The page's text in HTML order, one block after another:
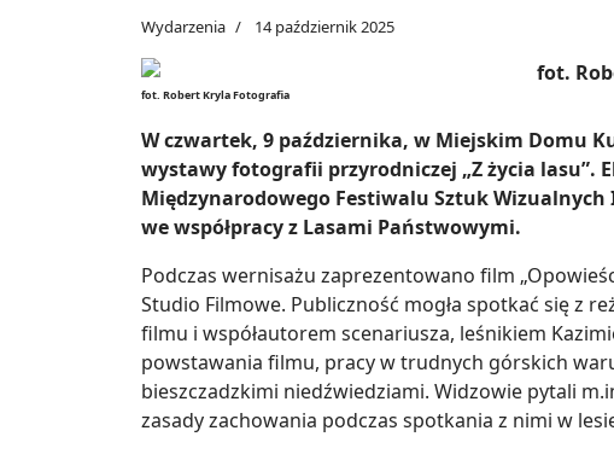
Wydarzenia 14 październik 2025
fot. Robert Kryla Fotografia
W czwartek, 9 października, w Miejskim Domu
wystawy fotografii przyrodniczej „Z życia lasu”.
Międzynarodowego Festiwalu Sztuk
we współpracy z Lasami Państwowymi.
Podczas wernisażu zaprezentowano film
Studio Filmowe. Publiczność mogła spotkać się z
filmu i współautorem scenariusza, leśnikiem
powstawania filmu, pracy w trudnych górskich
bieszczadzkimi niedźwiedziami. Widzowie pytali
zasady zachowania podczas spotkania z nimi w